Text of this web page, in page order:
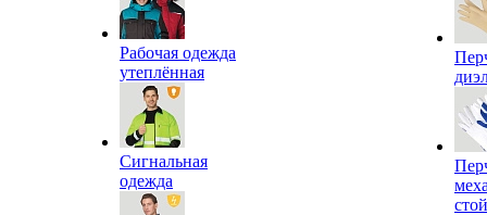
Рабочая одежда
утеплённая
Сигнальная
одежда